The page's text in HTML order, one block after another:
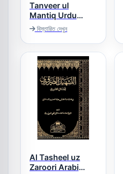
Tanveer ul
Mantiq Urdu
Sharh Taiseer Ul
Mantiq تنویر
المنطق اردو شرح
تیسیر المنطق
বিস্তারিত দেখুন
Al Tasheel uz
Zaroori Arabi